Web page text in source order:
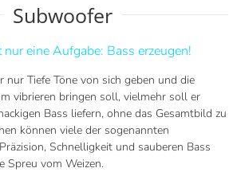
Subwoofer
eine Aufgabe: Bass erzeugen!
nur Tiefe Töne von sich geben und die
vibrieren bringen soll, vielmehr soll er
Bass liefern, ohne das Gesamtbild zu
können viele der sogenannten
Schnelligkeit und sauberen Bass
Spreu vom Weizen.